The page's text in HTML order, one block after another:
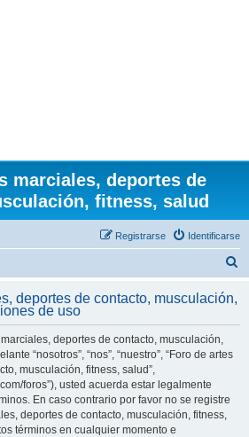
marciales, deportes de
fitness, salud
Identificarse
Registrarse
c
deportes de contacto, musculación,
de uso
deportes de contacto, musculación,
“nosotros”, “nos”, “nuestro”, “Foro de artes
musculación, fitness, salud”,
foros”), usted acuerda estar legalmente
En caso contrario por favor no se registre
deportes de contacto, musculación, fitness,
términos en cualquier momento e